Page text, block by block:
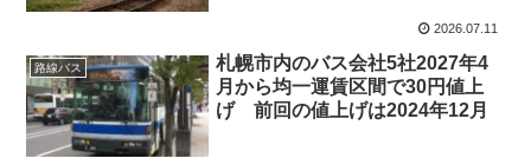
2026.07.11
路線バス
札幌市内のバス会社5社2027年4
月から均一運賃区間で30円値上
げ 前回の値上げは2024年12月